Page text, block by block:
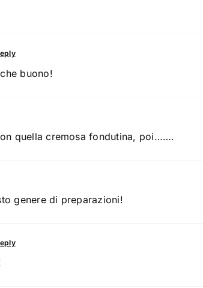
buono!
quella cremosa fondutina, poi…….
genere di preparazioni!